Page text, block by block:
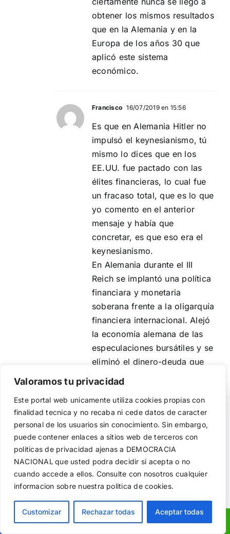
Valoramos tu privacidad
Este portal web unicamente utiliza cookies propias con
finalidad tecnica y no recaba ni cede datos de caracter
personal de los usuarios sin conocimiento. Sin embargo,
puede contener enlaces a sitios web de terceros con
politicas de privacidad ajenas a DEMOCRACIA
NACIONAL que usted podra decidir si acepta o no
cuando accede a ellos. Consulte con nosotros cualquier
informacion sobre nuestra politica de cookies.
Customizar Rechazar todas Aceptar todas
obtener los mismos resultados
que en la Alemania y en la
Europa de los años 30 que
aplicó este sistema
económico.
Francisco 16/07/2019 en 15:56
Es que en Alemania Hitler no
impulsó el keynesianismo, tú
mismo lo dices que en los
EE.UU. fue pactado con las
élites financieras, lo cual fue
un fracaso total, que es lo que
yo comento en el anterior
mensaje y había que
concretar, es que eso era el
keynesianismo.
En Alemania durante el III
Reich se implantó una política
financiara y monetaria
soberana frente a la oligarquía
financiera internacional. Alejó
la economía alemana de las
especulaciones bursátiles y se
eliminó el dinero-deuda que
genera pobreza y se sustituyó
crea riqueza, al margen de
otras políticas económicas,
pero sólo se aplicó en
Alemania en los años 30 y no
fue keynesianismo.
Keynes en sí intentó encontrar
un camino para evitar el caos
económico de la crisis sin
tener que recurrir al
el funcionamiento de la web, medir su uso y mejorar
nuestros servicios. Puede aceptar todas las cookies,
rechazar las no necesarias o configurar sus preferencias.
Política de cookies
Aceptar todo
Rechazar
Configurar